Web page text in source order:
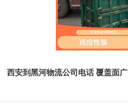
西安到黑河物流公司电话 覆盖面广